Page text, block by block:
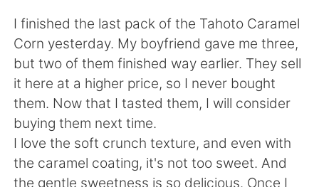
Русский
Indonesia Italiano
Türkçe Tiếng Việt
Português
I finished the last pack of the Tahoto Caramel
Corn yesterday. My boyfriend gave me three,
but two of them finished way earlier. They sell
it here at a higher price, so I never bought
them. Now that I tasted them, I will consider
buying them next time.
I love the soft crunch texture, and even with
the caramel coating, it's not too sweet. And
the gentle sweetness is so delicious. Once I